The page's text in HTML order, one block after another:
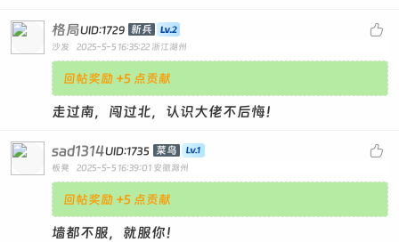

格局UID:1729 新兵
沙发 2025-5-5 16:35:22 浙江湖州
回帖奖励 +5 点贡献
走过南，闯过北，认识大佬不后悔！

sad1314UID:1735 菜鸟
板凳 2025-5-5 16:39:01 安徽滁州
回帖奖励 +5 点贡献
墙都不服，就服你！